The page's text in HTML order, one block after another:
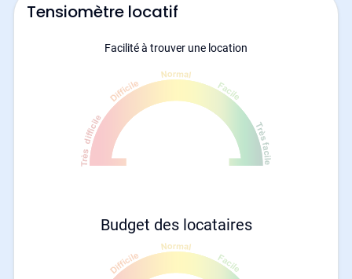
Tensiomètre locatif
Facilité à trouver une location
Budget des locataires